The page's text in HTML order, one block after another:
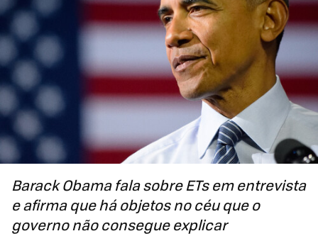
Barack Obama fala sobre ETs em entrevista
e afirma que há objetos no céu que o
governo não consegue explicar